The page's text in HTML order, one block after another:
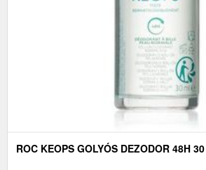
ROC KEOPS GOLYÓS DEZODOR 48H